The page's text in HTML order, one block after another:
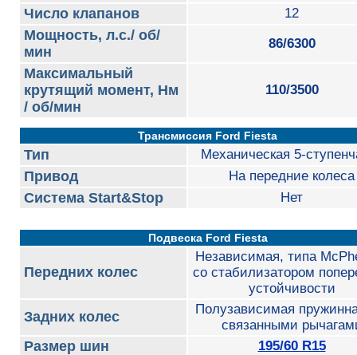
Число клапанов 12
Мощность, л.с./ об/
мин
86/6300
Максимальный
крутящий момент, Нм
/ об/мин
110/3500
Трансмиссия Ford Fiesta
Тип Механическая 5-
Привод На передние колеса
Система Start&Stop Нет
Подвеска Ford Fiesta
Передних колес
Независимая, типа
со стабилизатором
устойчивости
Задних колес
Полузависимая
связанными
Размер шин 195/60 R15